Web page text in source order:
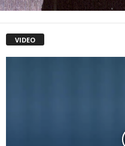
VIDEO